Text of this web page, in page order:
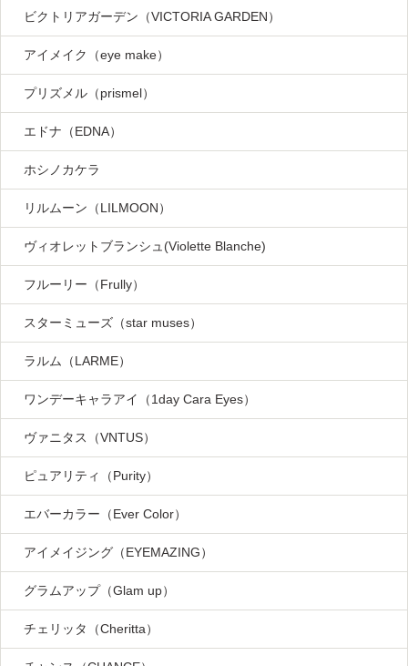
ビクトリアガーデン（VICTORIA GARDEN）
アイメイク（eye make）
プリズメル（prismel）
エドナ（EDNA）
ホシノカケラ
リルムーン（LILMOON）
ヴィオレットブランシュ(Violette Blanche)
フルーリー（Frully）
スターミューズ（star muses）
ラルム（LARME）
ワンデーキャラアイ（1day Cara Eyes）
ヴァニタス（VNTUS）
ピュアリティ（Purity）
エバーカラー（Ever Color）
アイメイジング（EYEMAZING）
グラムアップ（Glam up）
チェリッタ（Cheritta）